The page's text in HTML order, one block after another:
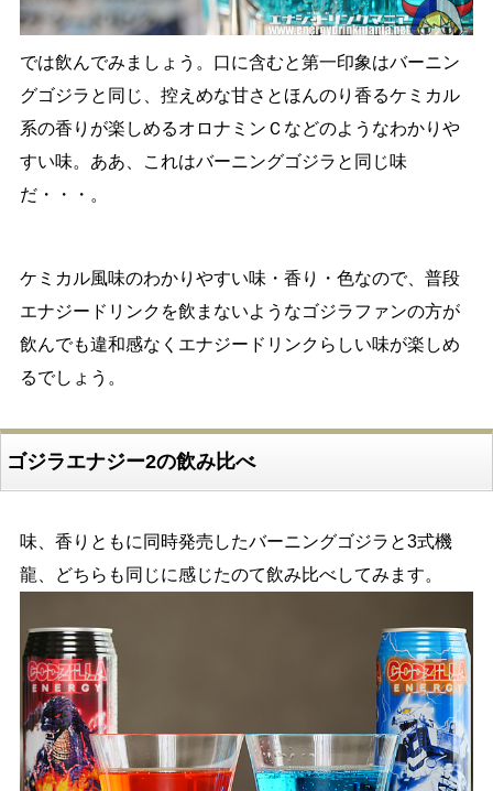
では飲んでみましょう。口に含むと第一印象はバーニン
グゴジラと同じ、控えめな甘さとほんのり香るケミカル
系の香りが楽しめるオロナミンＣなどのようなわかりや
すい味。ああ、これはバーニングゴジラと同じ味
だ・・・。
ケミカル風味のわかりやすい味・香り・色なので、普段
エナジードリンクを飲まないようなゴジラファンの方が
飲んでも違和感なくエナジードリンクらしい味が楽しめ
るでしょう。
ゴジラエナジー2の飲み比べ
味、香りともに同時発売したバーニングゴジラと3式機
龍、どちらも同じに感じたのて飲み比べしてみます。